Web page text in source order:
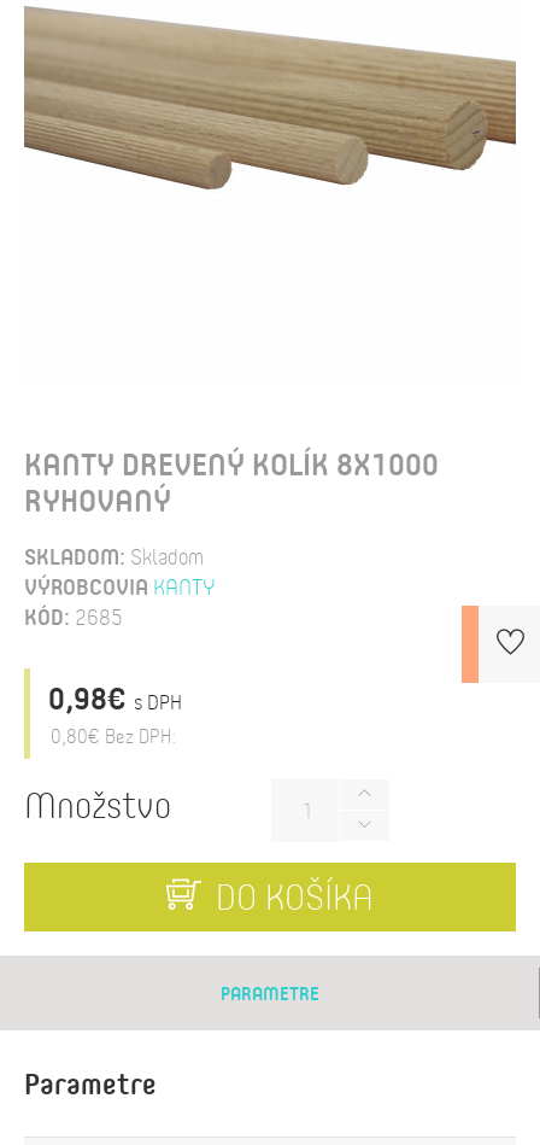
KANTY DREVENÝ KOLÍK 8X1000
RYHOVANÝ
SKLADOM: Skladom
VÝROBCOVIA KANTY
KÓD: 2685
0,98€ s DPH
0,80€ Bez DPH:
Množstvo
DO KOŠÍKA
PARAMETRE
Parametre